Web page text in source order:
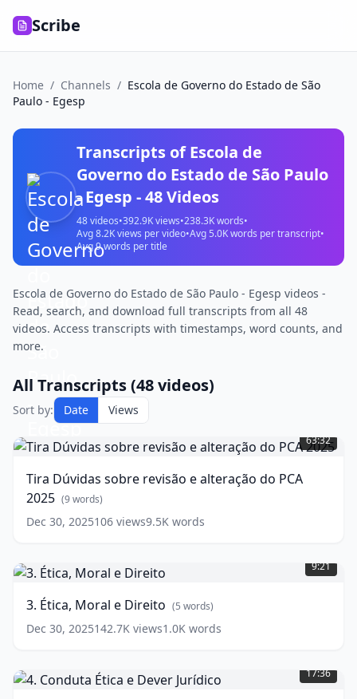
Scribe
Home / Channels / Escola de Governo do Estado de São
Paulo - Egesp
Transcripts ofEscola de
Governo do Estado de São Paulo
- Egesp -48Videos
48videos•392.9Kviews•238.3Kwords•
Avg8.2Kviews per video•Avg 5.0Kwords per transcript•
Avg9words per title
Escola de Governo do Estado de São Paulo - Egesp videos -
Read, search, and download full transcripts from all 48
videos. Access transcripts with timestamps, word counts, and
more.
All Transcripts (48videos)
Sort by: Date Views
Tira
Dúvidas
sobre
e
alteração
do
PCA
words)
63:32
Tira Dúvidas sobre revisão e alteração do PCA
2025 (9words)
Dec 30, 2025106 views9.5K words
Ética,
Moral
Direito (5
words)
9:21
3. Ética, Moral e Direito (5 words)
Dec 30, 2025142.7K views1.0K words
Conduta
Ética
17:36